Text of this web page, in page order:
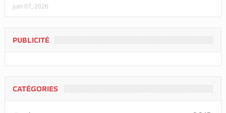
juin 07, 2026
PUBLICITÉ
CATÉGORIES